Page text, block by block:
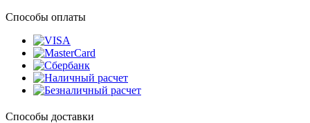
Способы оплаты
Способы доставки